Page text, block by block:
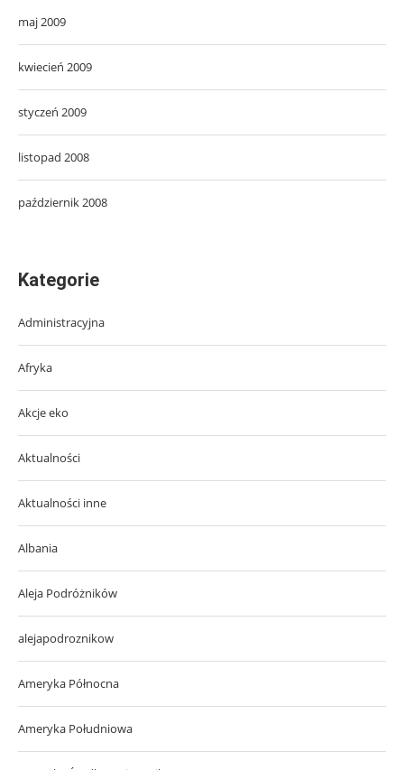
maj 2009
kwiecień 2009
styczeń 2009
listopad 2008
październik 2008
Kategorie
Administracyjna
Afryka
Akcje eko
Aktualności
Aktualności inne
Albania
Aleja Podróżników
alejapodroznikow
Ameryka Północna
Ameryka Południowa